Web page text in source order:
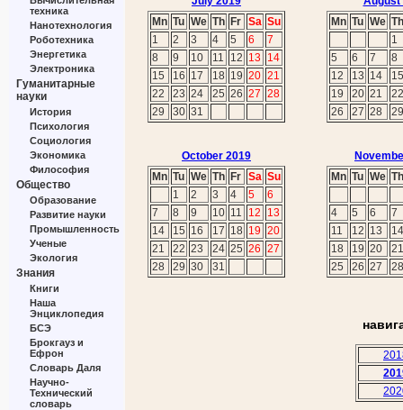
техника
Нанотехнология
Роботехника
Энергетика
Электроника
Гуманитарные
науки
История
Психология
Социология
Экономика
Философия
Общество
Образование
Развитие науки
Промышленность
Ученые
Экология
Знания
Книги
Наша
Энциклопедия
БСЭ
Брокгауз и
Ефрон
Словарь Даля
Научно-
Технический
словарь
Mn Tu We Th Fr Sa Su
1
2 3 4 5 6
7
8
9 10 11 12 13
14
15
16 17 18 19 20 21
22
23 24 25 26 27 28
29
30 31
Mn Tu We Th
1
5
6 7
8
12
13 14
15
19
20 21
22
26
27 28 29
October 2019
Mn Tu We Th Fr Sa Su
1
2 3 4 5
6
7
8 9 10 11 12
13
14
15 16 17 18 19 20
21
22 23 24 25 26 27
28
29 30 31
Mn Tu We Th
4 5 6
7
11
12 13
14
18
19 20
21
25
26 27 28